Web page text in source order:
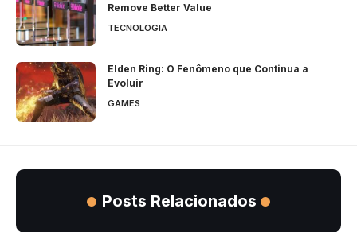
Remove Better Value
TECNOLOGIA
Elden Ring: O Fenômeno que Continua a
Evoluir
GAMES
Posts Relacionados